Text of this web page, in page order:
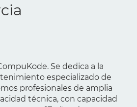
Se dedica a la
especializado de
profesionales de amplia
técnica, con capacidad